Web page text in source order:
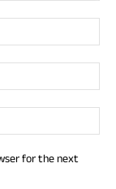
for the next